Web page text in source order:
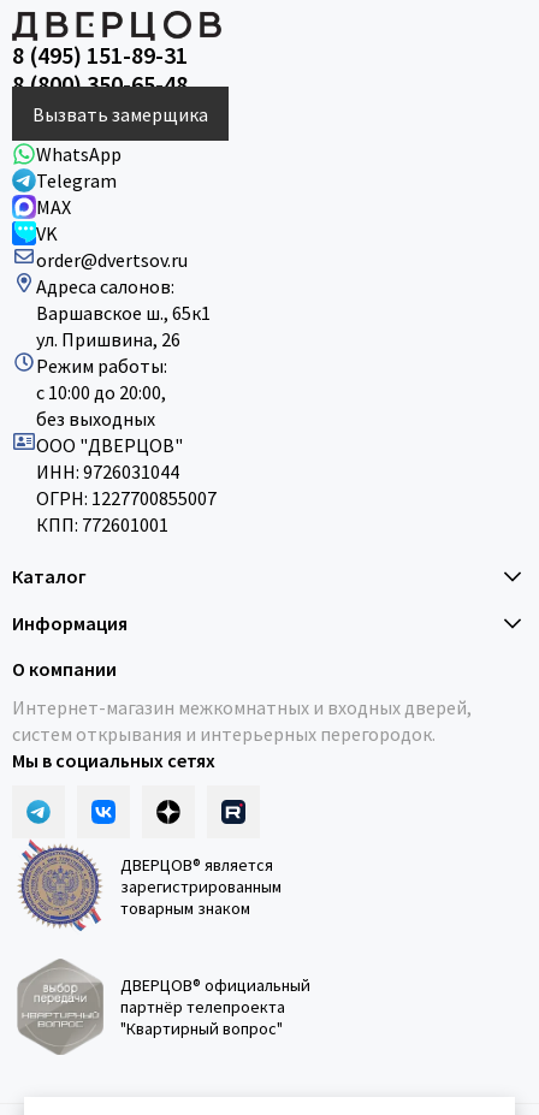
8 (495) 151-89-31
8 (800) 350-65-48
Вызвать замерщика
WhatsApp
Telegram
MAX
VK
order@dvertsov.ru
Адреса салонов:
Варшавское ш., 65к1
ул. Пришвина, 26
Режим работы:
с 10:00 до 20:00,
без выходных
ООО "ДВЕРЦОВ"
ИНН: 9726031044
ОГРН: 1227700855007
КПП: 772601001
Каталог
Информация
О компании
Интернет-магазин межкомнатных и входных дверей,
систем открывания и интерьерных перегородок.
Мы в социальных сетях
ДВЕРЦОВ® является
зарегистрированным
товарным знаком
ДВЕРЦОВ® официальный
партнёр телепроекта
"Квартирный вопрос"